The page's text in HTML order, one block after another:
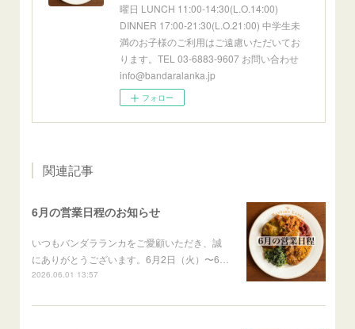
曜日 LUNCH 11:00-14:30(L.O.14:00)
DINNER 17:00-21:30(L.O.21:00) 中学生未
満のお子様のご利用はご遠慮いただいてお
ります。TEL 03-6883-9607 お問い合わせ
info@bandaralanka.jp
フォロー
関連記事
6月の営業日程のお知らせ
いつもバンダラランカをご愛顧いただき、誠
にありがとうございます。6月2日（火）〜6…
2026.06.01 13:57